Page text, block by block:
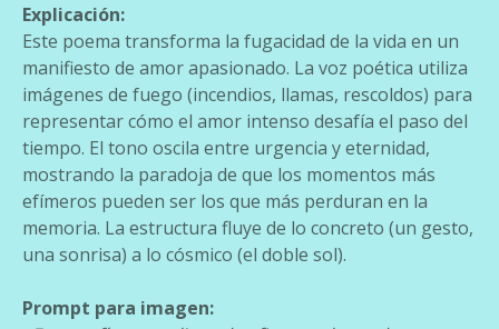
Explicación:
Este poema transforma la fugacidad de la vida en un
manifiesto de amor apasionado. La voz poética utiliza
imágenes de fuego (incendios, llamas, rescoldos) para
representar cómo el amor intenso desafía el paso del
tiempo. El tono oscila entre urgencia y eternidad,
mostrando la paradoja de que los momentos más
efímeros pueden ser los que más perduran en la
memoria. La estructura fluye de lo concreto (un gesto,
una sonrisa) a lo cósmico (el doble sol).
Prompt para imagen: